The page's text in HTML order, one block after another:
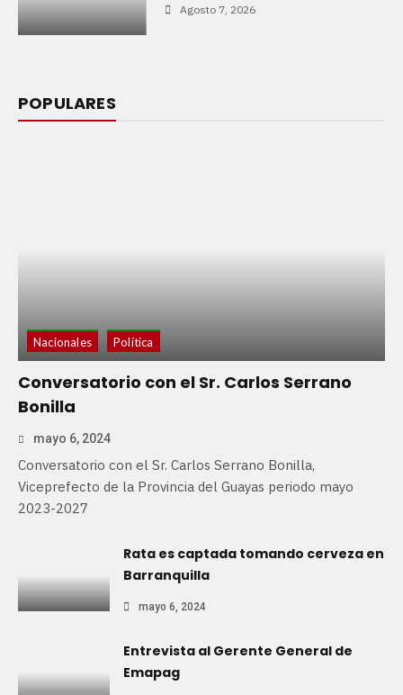
Agosto 7, 2026
POPULARES
Nacionales Política
Conversatorio con el Sr. Carlos Serrano
Bonilla
mayo 6, 2024
Conversatorio con el Sr. Carlos Serrano Bonilla,
Viceprefecto de la Provincia del Guayas periodo mayo
2023-2027
Rata es captada tomando cerveza en
Barranquilla
mayo 6, 2024
Entrevista al Gerente General de
Emapag